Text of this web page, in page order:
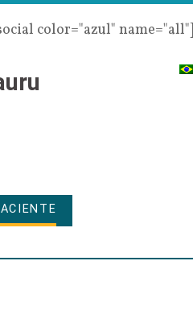
color="azul" name="all"]